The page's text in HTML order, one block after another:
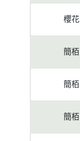
櫻花
簡栢
簡栢
簡栢